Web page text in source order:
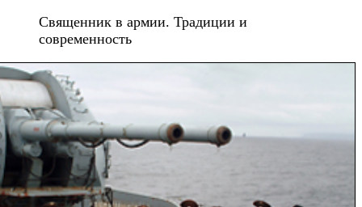
Священник в армии. Традиции и
современность